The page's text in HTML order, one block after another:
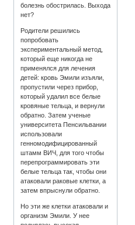
болезнь обострилась. Выхода
нет?
Родители решились
попробовать
экспериментальный метод,
который еще никогда не
применялся для лечения
детей: кровь Эмили изъяли,
пропустили через прибор,
который удалил все белые
кровяные тельца, и вернули
обратно. Затем ученые
университета Пенсильвании
использовали
генномодифицированный
штамм ВИЧ, для того чтобы
перепрограммировать эти
белые тельца так, чтобы они
атаковали раковые клетки, а
затем впрыснули обратно.
Но эти же клетки атаковали и
организм Эмили. У нее